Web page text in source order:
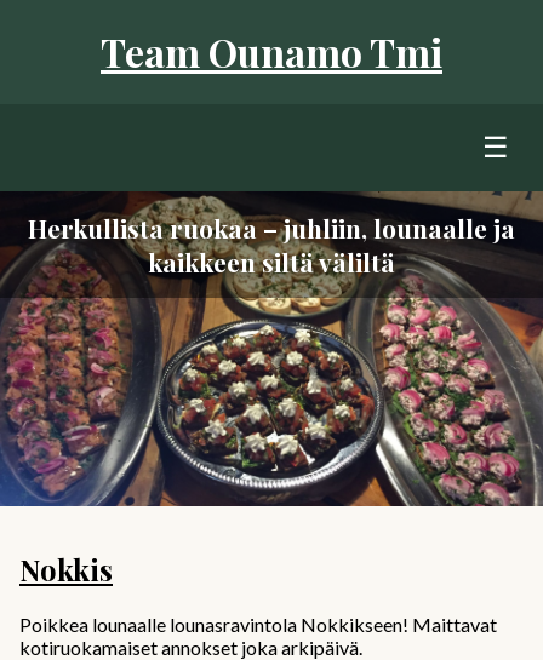
Team Ounamo Tmi
☰
Herkullista ruokaa – juhliin, lounaalle ja
kaikkeen siltä väliltä
Nokkis
Poikkea lounaalle lounasravintola Nokkikseen! Maittavat
kotiruokamaiset annokset joka arkipäivä.